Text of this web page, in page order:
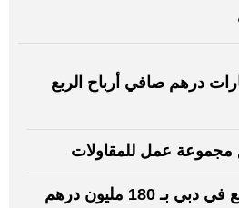
6.41 مليارات درهم صافي أرباح الربع
عمل للمقاولات
180 مليون درهم